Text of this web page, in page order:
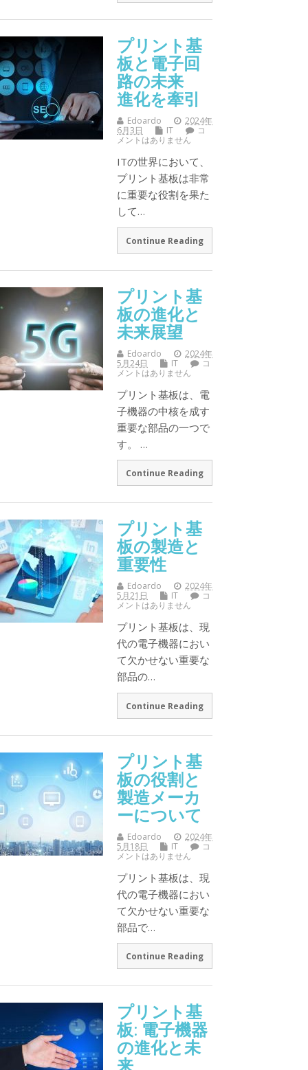
プリント基
板と電子回
路の未来
進化を牽引
Edoardo
2024年
6月3日
IT
コ
メントはありません
ITの世界において、
プリント基板は非常
に重要な役割を果た
して…
Continue Reading
プリント基
板の進化と
未来展望
Edoardo
2024年
5月24日
IT
コ
メントはありません
プリント基板は、電
子機器の中核を成す
重要な部品の一つで
す。 …
Continue Reading
プリント基
板の製造と
重要性
Edoardo
2024年
5月21日
IT
コ
メントはありません
プリント基板は、現
代の電子機器におい
て欠かせない重要な
部品の…
Continue Reading
プリント基
板の役割と
製造メーカ
ーについて
Edoardo
2024年
5月18日
IT
コ
メントはありません
プリント基板は、現
代の電子機器におい
て欠かせない重要な
部品で…
Continue Reading
プリント基
板: 電子機器
の進化と未
来